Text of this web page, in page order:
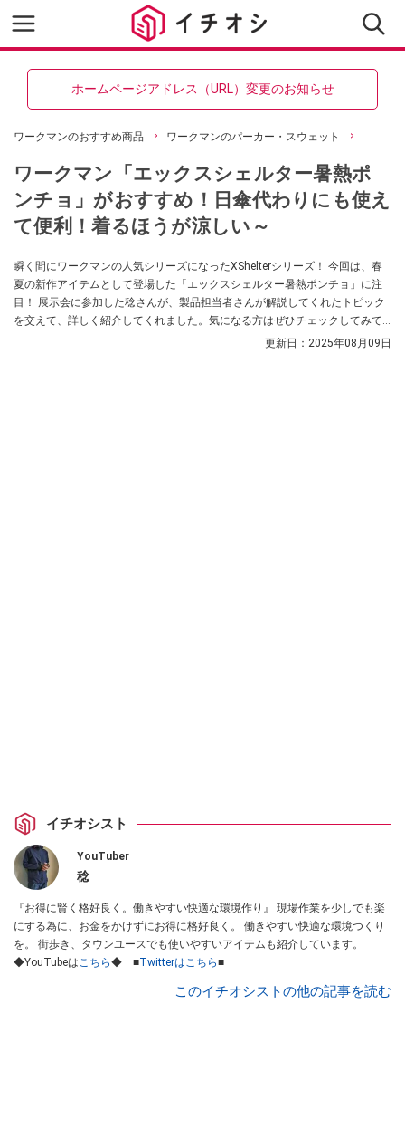
ホームページアドレス（URL）変更のお知らせ
ワークマンのおすすめ商品 ワークマンのパーカー・スウェット
ワークマン「エックスシェルター暑熱ポ
ンチョ」がおすすめ！日傘代わりにも使え
て便利！着るほうが涼しい～
瞬く間にワークマンの人気シリーズになったXShelterシリーズ！ 今回は、春
夏の新作アイテムとして登場した「エックスシェルター暑熱ポンチョ」に注
目！ 展示会に参加した稔さんが、製品担当者さんが解説してくれたトピック
を交えて、詳しく紹介してくれました。気になる方はぜひチェックしてみて
更新日： 2025年08月09日
イチオシスト
YouTuber
稔
『お得に賢く格好良く。働きやすい快適な環境作り』 現場作業を少しでも楽
にする為に、お金をかけずにお得に格好良く。 働きやすい快適な環境つくり
を。 街歩き、タウンユースでも使いやすいアイテムも紹介しています。
◆YouTubeはこちら◆ ■Twitterはこちら■
このイチオシストの他の記事を読む